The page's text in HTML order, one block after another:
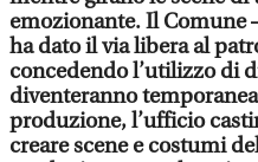
emozionante. Il Comune
ha dato il via libera al
concedendo l’utilizzo di
diventeranno
produzione, l’ufficio
creare scene e costumi